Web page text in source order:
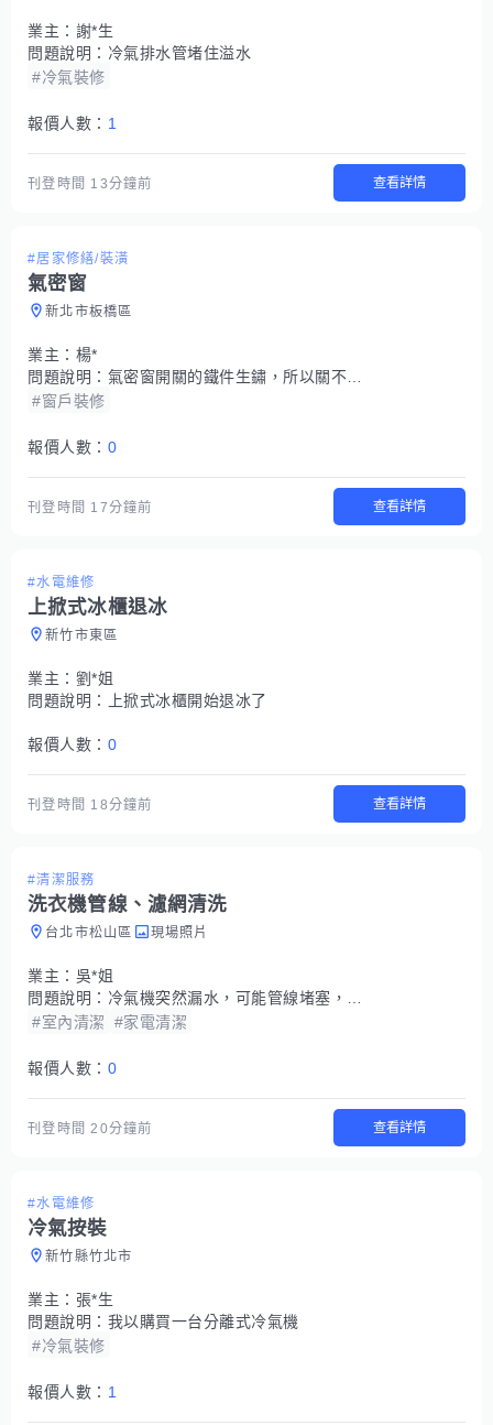
業主： 謝*生
問題說明： 冷氣排水管堵住溢水
#冷氣裝修
報價人數： 1
刊登時間 13分鐘前 查看詳情
#居家修繕/裝潢
氣密窗
新北市板橋區
業主： 楊*
問題說明： 氣密窗開關的鐵件生鏽，所以關不起來
#窗戶裝修
報價人數： 0
刊登時間 17分鐘前 查看詳情
#水電維修
上掀式冰櫃退冰
新竹市東區
業主： 劉*姐
問題說明：
上掀式冰櫃開始退冰了
報價人數： 0
刊登時間 18分鐘前 查看詳情
#清潔服務
洗衣機管線、濾網清洗
台北市松山區 現場照片
業主： 吳*姐
問題說明： 冷氣機突然漏水，可能管線堵塞，另外濾網也要清洗
#室內清潔
#家電清潔
報價人數： 0
刊登時間20分鐘前 查看詳情
#水電維修
冷氣按裝
新竹縣竹北市
業主： 張*生
問題說明： 我以購買一台分離式冷氣機
#冷氣裝修
報價人數： 1